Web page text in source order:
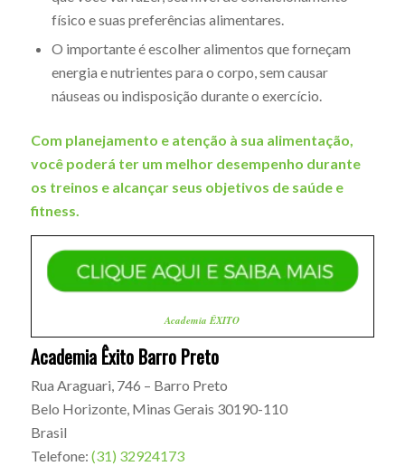
físico e suas preferências alimentares.
O importante é escolher alimentos que forneçam
energia e nutrientes para o corpo, sem causar
náuseas ou indisposição durante o exercício.
Com planejamento e atenção à sua alimentação,
você poderá ter um melhor desempenho durante
os treinos e alcançar seus objetivos de saúde e
fitness.
Academia ÊXITO
Academia Êxito Barro Preto
Rua Araguari, 746 – Barro Preto
Belo Horizonte, Minas Gerais 30190-110
Brasil
Telefone: (31) 32924173